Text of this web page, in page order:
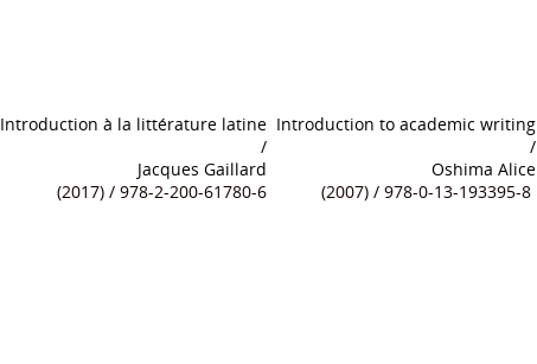
Introduction à la littérature latine
/
Jacques Gaillard
(2017) / 978-2-200-61780-6
Introduction to academic writing
/
Oshima Alice
(2007) / 978-0-13-193395-8